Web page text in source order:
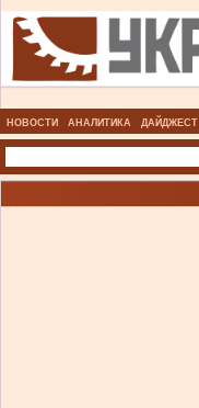
НОВОСТИ АНАЛИТИКА ДАЙДЖЕСТ